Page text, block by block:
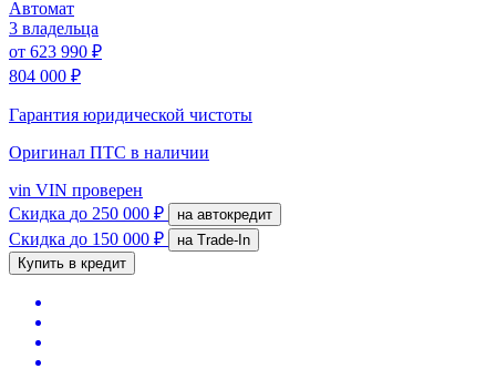
Автомат
3 владельца
от 623 990 ₽
804 000 ₽
Гарантия юридической чистоты
Оригинал ПТС в наличии
vin VIN проверен
Скидка до 250 000 ₽ на автокредит
Скидка до 150 000 ₽
на Trade-In
Купить в кредит